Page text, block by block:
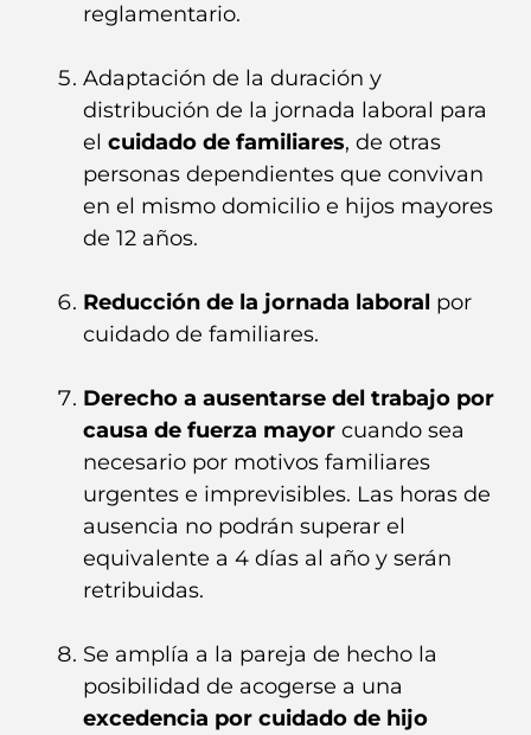
reglamentario.
Adaptación de la duración y
distribución de la jornada laboral para
el cuidado de familiares, de otras
personas dependientes que convivan
en el mismo domicilio e hijos mayores
de 12 años.
Reducción de la jornada laboral por
cuidado de familiares.
Derecho a ausentarse del trabajo por
causa de fuerza mayor cuando sea
necesario por motivos familiares
urgentes e imprevisibles. Las horas de
ausencia no podrán superar el
equivalente a 4 días al año y serán
retribuidas.
Se amplía a la pareja de hecho la
posibilidad de acogerse a una
excedencia por cuidado de hijo